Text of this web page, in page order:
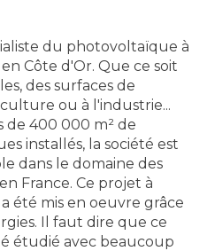
du photovoltaïque à
Côte d'Or. Que ce soit
des surfaces de
ou à l'industrie...
de 400 000 m² de
installés, la société est
dans le domaine des
France. Ce projet à
été mis en oeuvre grâce
Il faut dire que ce
étudié avec beaucoup